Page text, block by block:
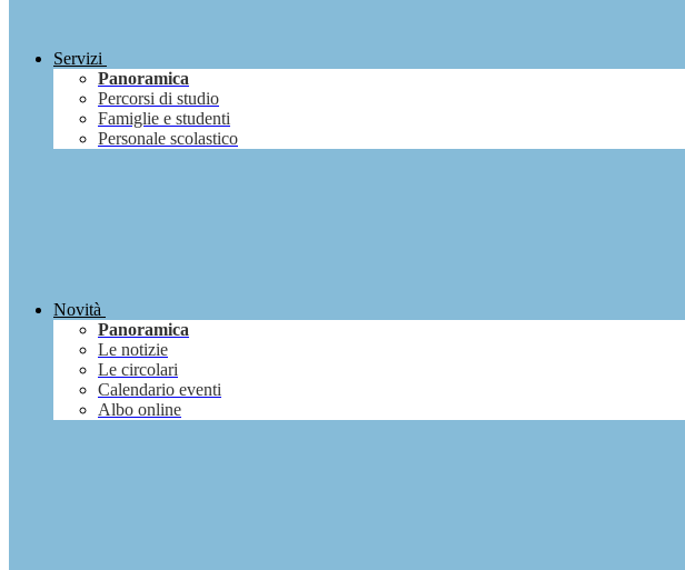
Servizi
Panoramica
Percorsi di studio
Famiglie e studenti
Personale scolastico
Novità
Panoramica
Le notizie
Le circolari
Calendario eventi
Albo online